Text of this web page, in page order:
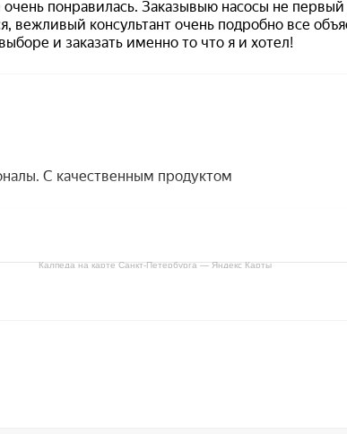
Калпеда на карте Санкт‑Петербурга — Яндекс Карты